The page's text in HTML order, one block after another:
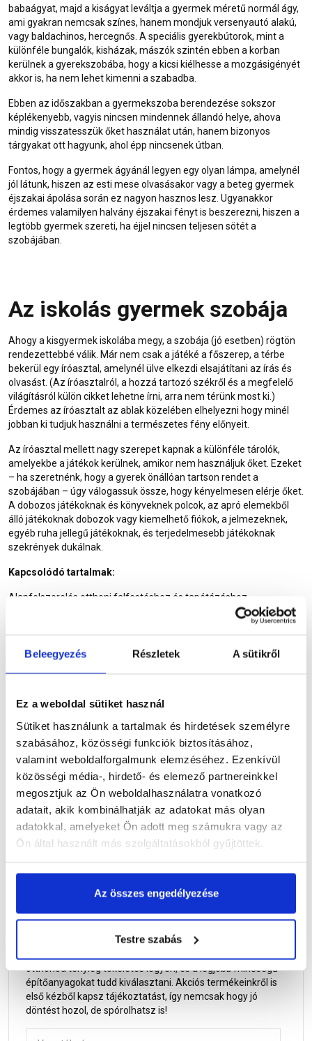
Beleegyezés Részletek A sütikről
Ez a weboldal sütiket használ
Sütiket használunk a tartalmak és hirdetések személyre
szabásához, közösségi funkciók biztosításához,
valamint weboldalforgalmunk elemzéséhez. Ezenkívül
közösségi média-, hirdető- és elemező partnereinkkel
megosztjuk az Ön weboldalhasználatra vonatkozó
adatait, akik kombinálhatják az adatokat más olyan
adatokkal, amelyeket Ön adott meg számukra vagy az
Ön által használt más szolgáltatásokból gyűjtöttek.
Az összes engedélyezése
Testre szabás
babaágyat, majd a kiságyat leváltja a gyermek méretű normál ágy,
ami gyakran nemcsak színes, hanem mondjuk versenyautó alakú,
vagy baldachinos, hercegnős. A speciális gyerekbútorok, mint a
különféle bungalók, kisházak, mászók szintén ebben a korban
kerülnek a gyerekszobába, hogy a kicsi kiélhesse a mozgásigényét
akkor is, ha nem lehet kimenni a szabadba.
Ebben az időszakban a gyermekszoba berendezése sokszor
képlékenyebb, vagyis nincsen mindennek állandó helye, ahova
mindig visszatesszük őket használat után, hanem bizonyos
tárgyakat ott hagyunk, ahol épp nincsenek útban.
Fontos, hogy a gyermek ágyánál legyen egy olyan lámpa, amelynél
jól látunk, hiszen az esti mese olvasásakor vagy a beteg gyermek
éjszakai ápolása során ez nagyon hasznos lesz. Ugyanakkor
érdemes valamilyen halvány éjszakai fényt is beszerezni, hiszen a
legtöbb gyermek szereti, ha éjjel nincsen teljesen sötét a
szobájában.
Az iskolás gyermek szobája
Ahogy a kisgyermek iskolába megy, a szobája (jó esetben) rögtön
rendezettebbé válik. Már nem csak a játéké a főszerep, a térbe
bekerül egy íróasztal, amelynél ülve elkezdi elsajátítani az írás és
olvasást. (Az íróasztalról, a hozzá tartozó székről és a megfelelő
világításról külön cikket lehetne írni, arra nem térünk most ki.)
Érdemes az íróasztalt az ablak közelében elhelyezni hogy minél
jobban ki tudjuk használni a természetes fény előnyeit.
Az íróasztal mellett nagy szerepet kapnak a különféle tárolók,
amelyekbe a játékok kerülnek, amikor nem használjuk őket. Ezeket
– ha szeretnénk, hogy a gyerek önállóan tartson rendet a
szobájában – úgy válogassuk össze, hogy kényelmesen elérje őket.
A dobozos játékoknak és könyveknek polcok, az apró elemekből
álló játékoknak dobozok vagy kiemelhető fiókok, a jelmezeknek,
egyéb ruha jellegű játékoknak, és terjedelmesebb játékoknak
szekrények dukálnak.
Kapcsolódó tartalmak:
Alapfelszerelés otthoni falfestéshez és tapétázáshoz
Tetszett a cikk? Iratkozz fel
hírlevelünkre!
Építkezel, vagy éppen otthonodat szeretnéd felújítani,
de szükséged van egy kis segítségre?
hírleveleiben hasznos információkkal,
otthonod tényleg tökéletes legyen, és a legjobb minőségű
építőanyagokat tudd kiválasztani. Akciós termékeinkről is
első kézből kapsz tájékoztatást, így nemcsak hogy jó
döntést hozol, de spórolhatsz is!